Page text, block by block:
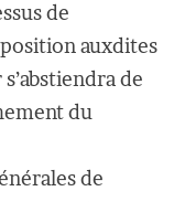
de
auxdites
de
du
de